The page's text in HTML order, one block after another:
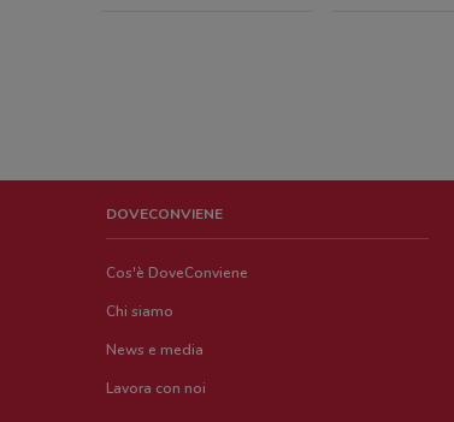
DOVECONVIENE
Cos'è DoveConviene
Chi siamo
News e media
Lavora con noi